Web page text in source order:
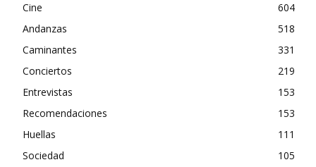
Cine
604
Andanzas
518
Caminantes
331
Conciertos
219
Entrevistas
153
Recomendaciones
153
Huellas
111
Sociedad
105